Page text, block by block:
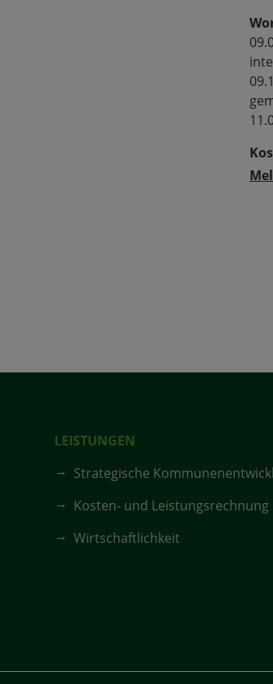
LEISTUNGEN
Strategische
Kosten- und Leistungsrechnung
Wirtschaftlichkeit